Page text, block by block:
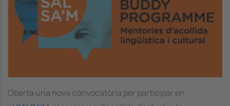
Oberta una nova convocatòria per participar en